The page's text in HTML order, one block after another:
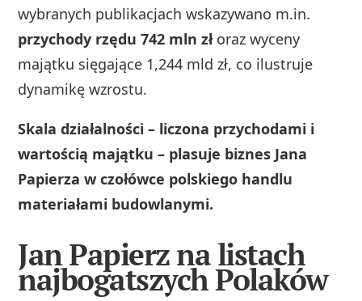
wybranych publikacjach wskazywano m.in.
przychody rzędu 742 mln złoraz wyceny
majątku sięgające 1,244 mld zł, co ilustruje
dynamikę wzrostu.
Skala działalności – liczona przychodami i
wartością majątku – plasuje biznes Jana
Papierza w czołówce polskiego handlu
materiałami budowlanymi.
Jan Papierz na listach
najbogatszych Polaków